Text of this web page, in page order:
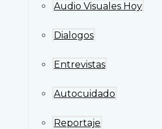
Audio Visuales Hoy
Dialogos
Entrevistas
Autocuidado
Reportaje